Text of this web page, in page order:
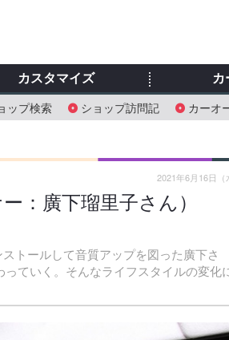
ップ検索 ショップ訪問記 カーオ
カスタマイズ カ
ー：廣下瑠里子さん）
トールして音質アップを図った廣下さ
ていく。そんなライフスタイルの変化
2021年6月16日（